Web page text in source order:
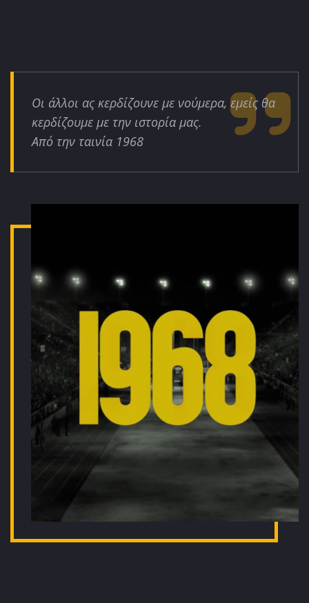
Οι άλλοι ας κερδίζουνε με νούμερα, εμείς θα
κερδίζουμε με την ιστορία μας.
Από την ταινία 1968